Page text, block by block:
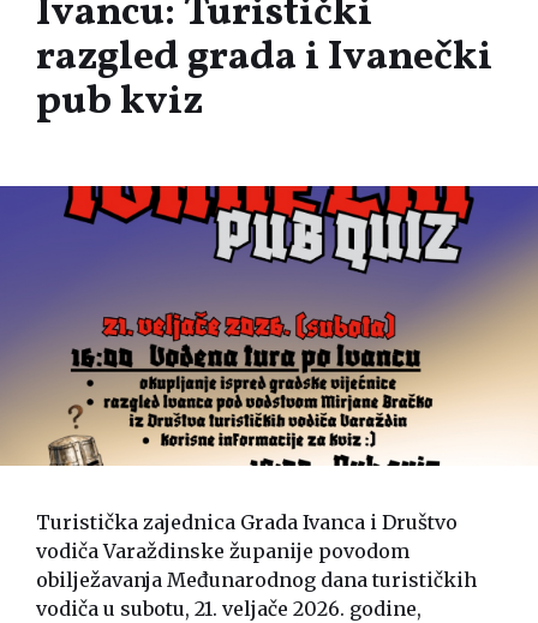
Ivancu: Turistički
razgled grada i Ivanečki
pub kviz
Turistička zajednica Grada Ivanca i Društvo
vodiča Varaždinske županije povodom
obilježavanja Međunarodnog dana turističkih
vodiča u subotu, 21. veljače 2026. godine,